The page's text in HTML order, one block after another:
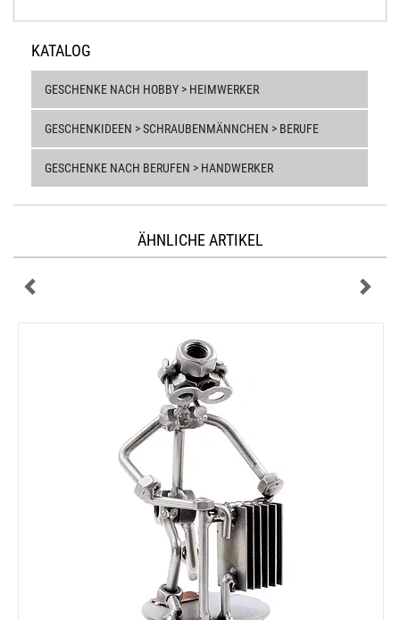
KATALOG
GESCHENKE NACH HOBBY > HEIMWERKER
GESCHENKIDEEN > SCHRAUBENMÄNNCHEN > BERUFE
GESCHENKE NACH BERUFEN > HANDWERKER
ÄHNLICHE ARTIKEL